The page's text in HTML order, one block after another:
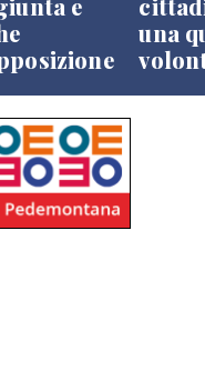
e
una